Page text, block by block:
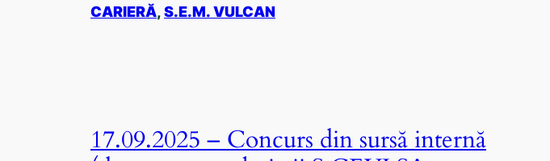
CARIERĂ, S.E.M. VULCAN
17.09.2025 – Concurs din sursă internă